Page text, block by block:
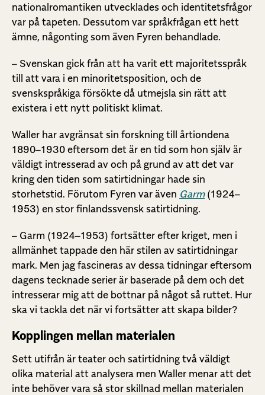
nationalromantiken utvecklades och identitetsfrågor
var på tapeten. Dessutom var språkfrågan ett hett
ämne, någonting som även Fyren behandlade.
– Svenskan gick från att ha varit ett majoritetsspråk
till att vara i en minoritetsposition, och de
svenskspråkiga försökte då utmejsla sin rätt att
existera i ett nytt politiskt klimat.
Waller har avgränsat sin forskning till årtiondena
1890–1930 eftersom det är en tid som hon själv är
väldigt intresserad av och på grund av att det var
kring den tiden som satirtidningar hade sin
storhetstid. Förutom Fyren var även Garm(1924–
1953) en stor finlandssvensk satirtidning.
– Garm (1924–1953) fortsätter efter kriget, men i
allmänhet tappade den här stilen av satirtidningar
mark. Men jag fascineras av dessa tidningar eftersom
dagens tecknade serier är baserade på dem och det
intresserar mig att de bottnar på något så ruttet. Hur
ska vi tackla det när vi fortsätter att skapa bilder?
Kopplingen mellan materialen
Sett utifrån är teater och satirtidning två väldigt
olika material att analysera men Waller menar att det
inte behöver vara så stor skillnad mellan materialen